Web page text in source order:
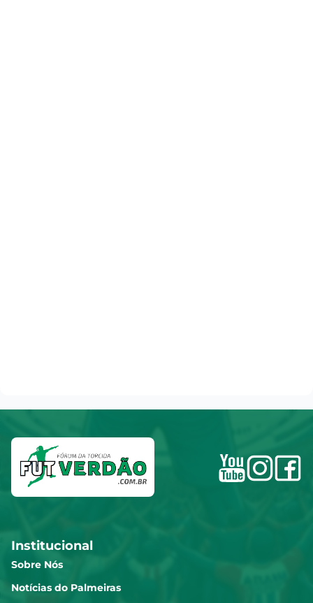
Institucional
Sobre Nós
Notícias do Palmeiras